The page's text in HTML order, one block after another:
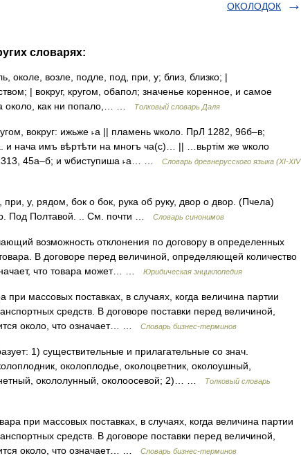
ОКОЛОДОК
словарях:
околе, возле, подле, под, при, у; близ, близко; |
| вокруг, кругом, обапол; значенье коренное, и самое
около, как ни попало,… …
Толковый словарь Даля
вокруг: ижьже ˫а || пламень ѡколо. ПрЛ 1282, 96б–в;
нача имъ вѣртѣти на многъ ча(с)… || …вьртiм же ѡколо
45а–б; и ѡбиступиша ˫а… …
Словарь древнерусского языка (XI-XIV
у, рядом, бок о бок, рука об руку, двор о двор. (Пчела)
Под Полтавой. .. См. почти …
Словарь синонимов
возможность отклонения по договору в определенных
В договоре перед величиной, определяющей количество
что товара может… …
Юридическая энциклопедия
при массовых поставках, в случаях, когда величина партии
средств. В договоре поставки перед величиной,
около, что означает… …
Словарь бизнес-терминов
1) существительные и прилагательные со знач.
околоплодье, околоцветник, околоушный,
окололунный, околоосевой; 2)… …
Толковый словарь
при массовых поставках, в случаях, когда величина партии
средств. В договоре поставки перед величиной,
около, что означает… …
Словарь бизнес-терминов